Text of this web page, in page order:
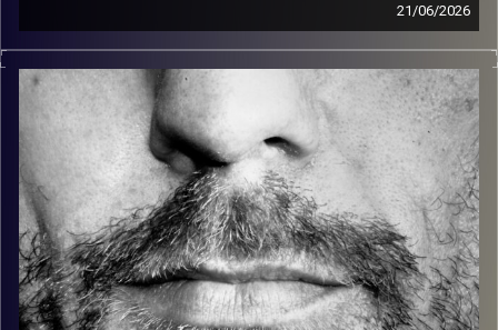
21/06/2026
זיפים, מוזיקה מחוספסת של הופעות חיות. הרבה ג'אם, רוק,
בלוז, bluegrass, ג'אז, Fאנק, פרוגרסיב ואפילו אלקטרוניקה.
כל מה שחי, אמיתי ונושם.
עם שמוליק רגב.
קרדיט תמונות: David Goehring